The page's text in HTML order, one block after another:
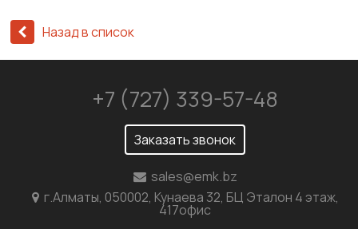
Назад в список
+7 (727) 339-57-48
Заказать звонок
sales@emk.bz
г.Алматы, 050002, Кунаева 32, БЦ Эталон 4 этаж,
417офис